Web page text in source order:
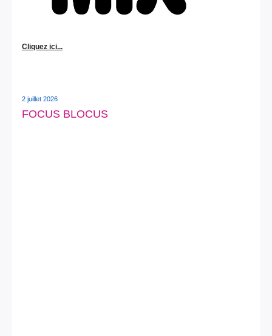
Cliquez ici...
2 juillet 2026
FOCUS BLOCUS